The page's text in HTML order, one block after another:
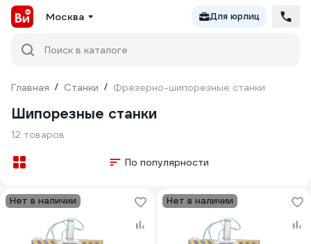
Москва Для юрлиц
Поиск в каталоге
Главная / Станки / Фрезерно-шипорезные станки
Шипорезные станки
12 товаров
По популярности
Нет в наличии Нет в наличии